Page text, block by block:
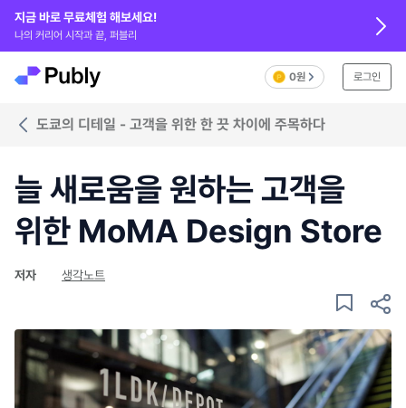
지금 바로 무료체험 해보세요!
나의 커리어 시작과 끝, 퍼블리
0원 로그인
도쿄의 디테일 - 고객을 위한 한 끗 차이에 주목하다
늘 새로움을 원하는 고객을
위한 MoMA Design Store
저자 생각노트